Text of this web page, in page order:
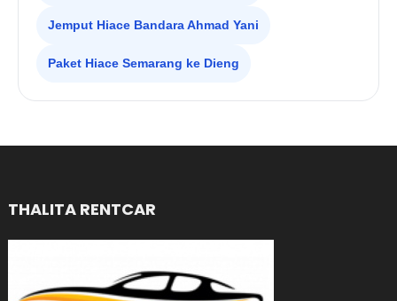
Jemput Hiace Bandara Ahmad Yani
Paket Hiace Semarang ke Dieng
THALITA RENTCAR